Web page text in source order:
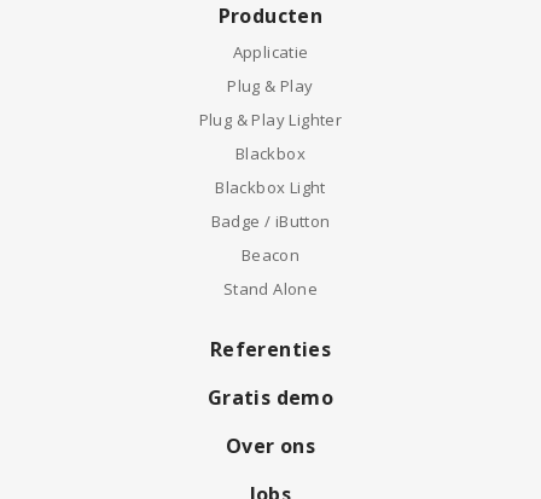
Producten
Applicatie
Plug & Play
Plug & Play Lighter
Blackbox
Blackbox Light
Badge / iButton
Beacon
Stand Alone
Referenties
Gratis demo
Over ons